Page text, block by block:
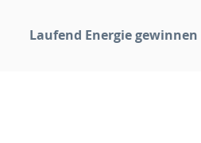
Laufend Energie gewinnen